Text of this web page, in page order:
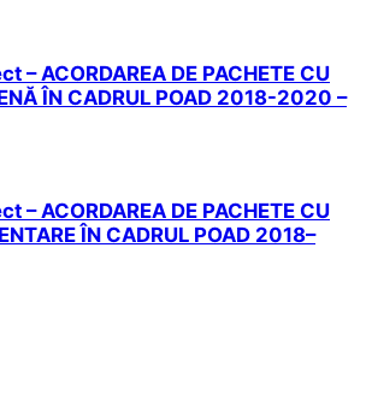
– ACORDAREA DE PACHETE CU
ÎN CADRUL POAD 2018-2020 –
– ACORDAREA DE PACHETE CU
ÎN CADRUL POAD 2018–